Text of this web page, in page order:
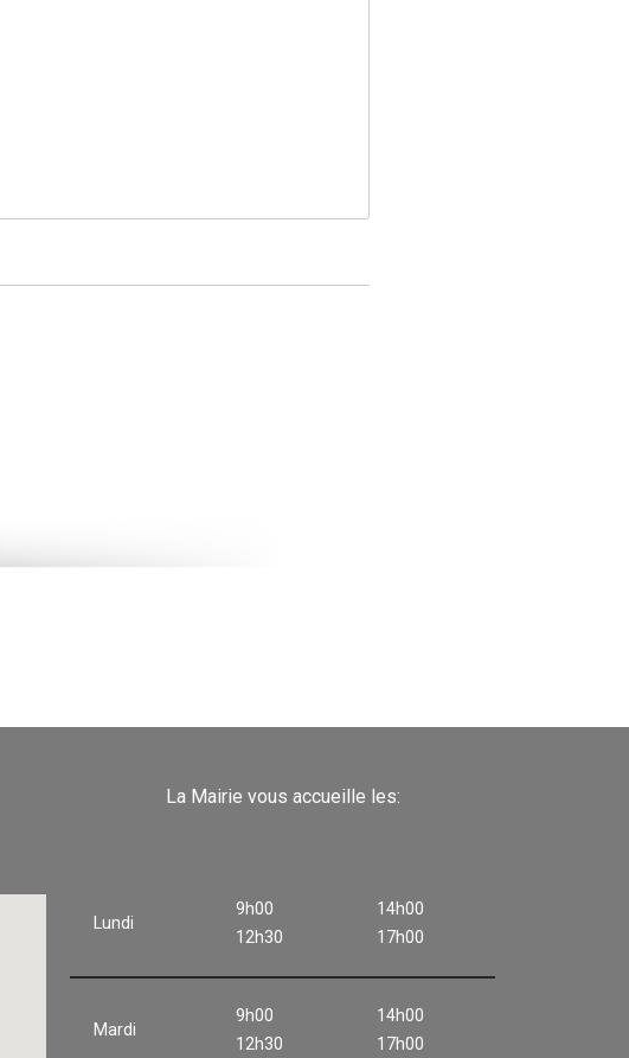
La Mairie vous accueille les:
Lundi
9h00
12h30
14h00
17h00
Mardi
9h00
12h30
14h00
17h00